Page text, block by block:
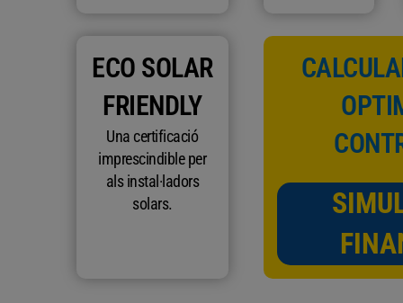
ECO SOLAR
FRIENDLY
Una certificació
imprescindible per
als instal·ladors
solars.